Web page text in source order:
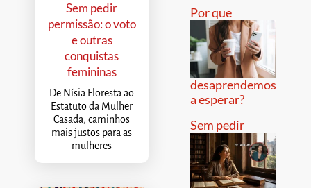
Sem pedir
permissão: o voto
e outras
conquistas
femininas
De Nísia Floresta ao
Estatuto da Mulher
Casada, caminhos
mais justos para as
mulheres
Por que
desaprendemos
a esperar?
Sem pedir